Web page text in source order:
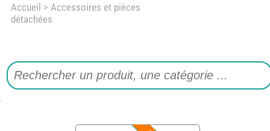
Accueil > Accessoires et pièces
détachées